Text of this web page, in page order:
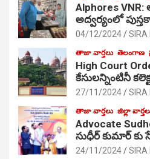
Alphores
అద్వర్యంలో
04/12/2024 SIRA
తాజా వార్తలు తెలంగాణ
High Court
కేసులన్నింటినీ
27/11/2024 SIRA
తాజా వార్తలు జిల్లా
Advocate
సుధీర్ కుమార్ కు
24/11/2024 SIRA